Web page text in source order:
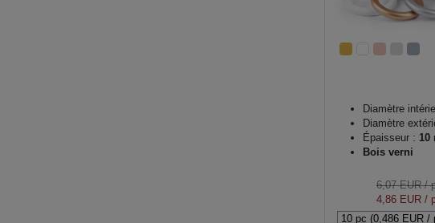
Diamètre
Diamètre
Épaisseur : 10
Bois verni
6,07 EUR/
4,86 EUR/